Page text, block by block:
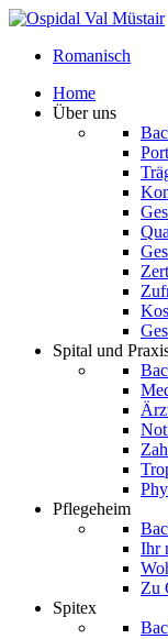
Romanisch
Home
Über uns
Spital und
Pflegeheim
Ihr
Zu
Spitex